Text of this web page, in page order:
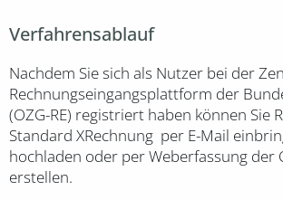
Verfahrensablauf
Nachdem Sie sich als Nutzer bei der
Rechnungseingangsplattform der
(OZG-RE) registriert haben können Sie
Standard XRechnung per E-Mail
hochladen oder per Weberfassung der
erstellen.